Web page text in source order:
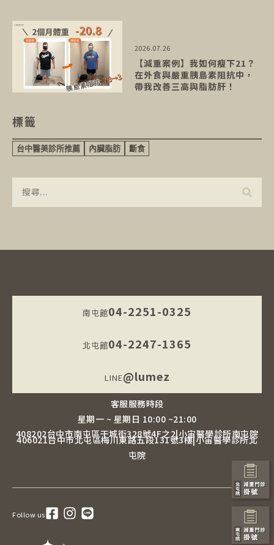
【減重案例】我如何瘦下21？
在外食與嚴重胰島素阻抗中，
帶我改善三高與脂肪肝！
2026.07.26
標籤
台中醫美診所推薦 內臟脂肪 斷食
南屯館04-2251-0325
北屯館04-2247-1365
LINE@lumez
客服服務時段
星期一 ~ 星期日 10:00 ~21:00
408202台中市南屯區干城街328號4F之2|小宙醫學診所南屯院
406021台中市北屯區梅川東路五段131號3樓|小宙醫學診所北
屯院
Follow us